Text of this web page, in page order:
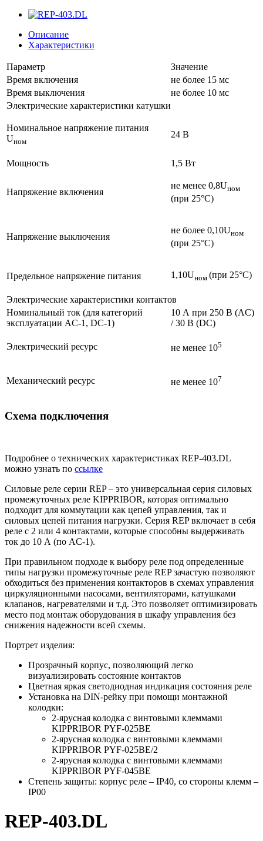
Описание
Характеристики
Параметр
Значение
Время включения
не более 15 мс
Время выключения
не более 10 мс
Электрические характеристики катушки
Номинальное напряжение питания
Uном
24 В
Мощность 1,5 Вт
Напряжение включения
не менее 0,8Uном
(при 25°С)
Напряжение выключения
не более 0,10Uном
(при 25°С)
Предельное напряжение питания 1,10Uном (при 25°С)
Электрические характеристики контактов
Номинальный ток (для категорий
эксплуатации AC-1, DC-1)
10 А при 250 В (AC)
/ 30 В (DC)
Электрический ресурс не менее 105
Механический ресурс не менее 107
Схема подключения
Подробнее о технических характеристиках REP-403.DL
можно узнать по ссылке
Силовые реле серии REP – это универсальная серия силовых
промежуточных реле KIPPRIBOR, которая оптимально
подходит для коммутации как цепей управления, так и
силовых цепей питания нагрузки. Серия REP включает в себя
реле с 2 или 4 контактами, которые способны выдерживать
ток до 10 А (по AC-1).
При правильном подходе к выбору реле под определенные
типы нагрузки промежуточные реле REP зачастую позволяют
обходиться без применения контакторов в схемах управления
циркуляционными насосами, вентиляторами, катушками
клапанов, нагревателями и т.д. Это позволяет оптимизировать
место под монтаж оборудования в шкафу управления без
снижения надежности всей схемы.
Портрет изделия:
Прозрачный корпус, позволяющий легко
визуализировать состояние контактов
Цветная яркая светодиодная индикация состояния реле
Установка на DIN-рейку при помощи монтажной
колодки:
2-ярусная колодка с винтовыми клеммами
KIPPRIBOR PYF-025BE
2-ярусная колодка с винтовыми клеммами
KIPPRIBOR PYF-025BE/2
2-ярусная колодка с винтовыми клеммами
KIPPRIBOR PYF-045BE
Степень защиты: корпус реле – IP40, со стороны клемм –
IP00
REP-403.DL